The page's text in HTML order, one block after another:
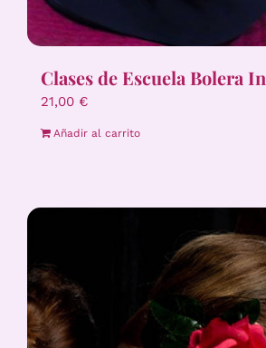
Clases de Escuela Bolera
21,00 €
Añadir al carrito